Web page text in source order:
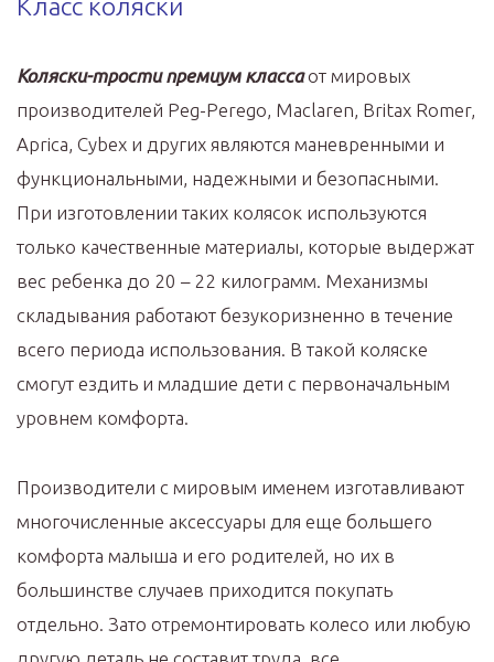
Класс коляски
Коляски-трости премиум классаот мировых
производителей Peg-Perego, Maclaren, Britax Romer,
Aprica, Cybex и других являются маневренными и
функциональными, надежными и безопасными.
При изготовлении таких колясок используются
только качественные материалы, которые выдержат
вес ребенка до 20 – 22 килограмм. Механизмы
складывания работают безукоризненно в течение
всего периода использования. В такой коляске
смогут ездить и младшие дети с первоначальным
уровнем комфорта.
Производители с мировым именем изготавливают
многочисленные аксессуары для еще большего
комфорта малыша и его родителей, но их в
большинстве случаев приходится покупать
отдельно. Зато отремонтировать колесо или любую